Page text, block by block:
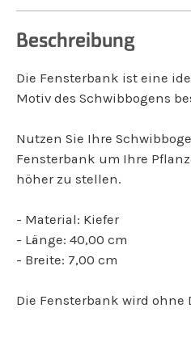
Beschreibung
Die Fensterbank ist eine
Motiv des Schwibbogens
Nutzen Sie Ihre
Fensterbank um Ihre
höher zu stellen.
- Material: Kiefer
- Länge: 40,00 cm
- Breite: 7,00 cm
Die Fensterbank wird ohne